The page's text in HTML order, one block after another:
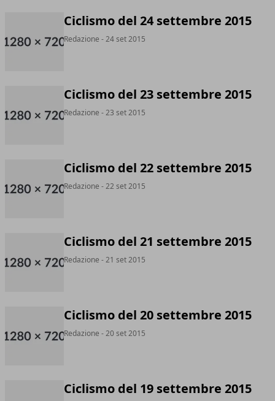
Ciclismo del 24 settembre 2015
Redazione - 24 set 2015
Ciclismo del 23 settembre 2015
Redazione - 23 set 2015
Ciclismo del 22 settembre 2015
Redazione - 22 set 2015
Ciclismo del 21 settembre 2015
Redazione - 21 set 2015
Ciclismo del 20 settembre 2015
Redazione - 20 set 2015
Ciclismo del 19 settembre 2015